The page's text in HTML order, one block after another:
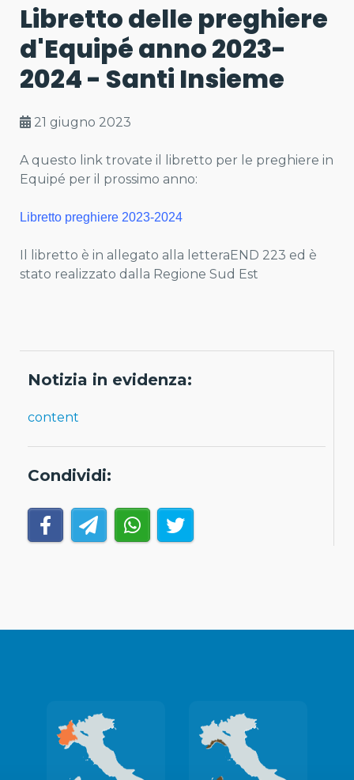
Notizia in evidenza:
content
Condividi:
Libretto delle preghiere
d'Equipé anno 2023-
2024 - Santi Insieme
21 giugno 2023
A questo link trovate il libretto per le preghiere in
Equipé per il prossimo anno:
Libretto preghiere 2023-2024
Il libretto è in allegato alla letteraEND 223 ed è
stato realizzato dalla Regione Sud Est